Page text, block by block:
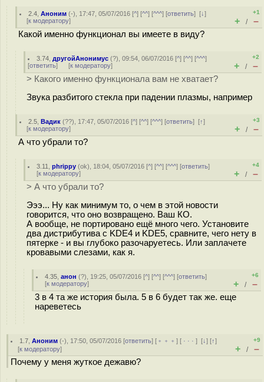
2.4 ,Аноним (-), 17:47, 05/07/2016 [^] [^^] [^^^] [ответить][↓]
[к модератору]
+1
+ / –
Какой именно функционал вы имеете в виду?
3.74 другойАнонимус (?), 09:54, 06/07/2016 [^] [^^] [^^^]
[ответить] [к модератору]
+2
+ / –
> Какого именно функционала вам не хватает?
Звука разбитого стекла при падении плазмы, например
2.5 ,Вадик (??), 17:47, 05/07/2016 [^] [^^] [^^^] [ответить][↑]
[к модератору]
+3
+ / –
А что убрали то?
3.11 ,phrippy (ok), 18:04, 05/07/2016 [^] [^^] [^^^] [ответить]
[к модератору]
+4
+ / –
> А что убрали то?
Эээ... Ну как минимум то, о чем в этой новости
говорится, что оно возвращено. Ваш КО.
А вообще, не портировано ещё много чего. Установите
два дистрибутива с KDE4 и KDE5, сравните, чего нету в
пятерке - и вы глубоко разочаруетесь. Или заплачете
кровавыми слезами, как я.
4.35 ,анон (?), 19:25, 05/07/2016 [^] [^^] [^^^] [ответить]
[к модератору]
+6
+ / –
3 в 4 та же история была. 5 в 6 будет так же. еще
нареветесь
1.7 ,Аноним (-), 17:50, 05/07/2016 [ответить] [ ﹢﹢﹢] [ · · ·][↓] [↑]
[к модератору]
+9
+ / –
Почему у меня жуткое дежавю?